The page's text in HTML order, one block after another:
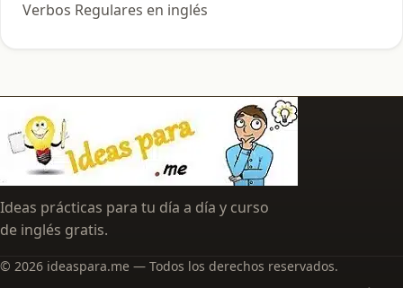
Verbos Regulares en inglés
Ideas prácticas para tu día a día y curso
de inglés gratis.
© 2026 ideaspara.me — Todos los derechos reservados.